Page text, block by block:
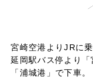
宮崎空港よりJRに
延岡駅バス停より「
「浦城港」で下車。